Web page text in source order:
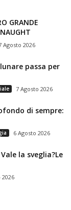
GRANDE
Agosto 2026
passa per
7 Agosto 2026
di sempre:
6 Agosto 2026
la sveglia?Le
2026